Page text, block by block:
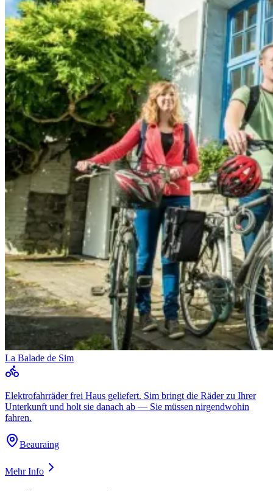
La Balade de Sim
Elektrofahrräder frei Haus geliefert. Sim bringt die Räder zu Ihrer
Unterkunft und holt sie danach ab — Sie müssen nirgendwohin
fahren.
Beauraing
Mehr Info